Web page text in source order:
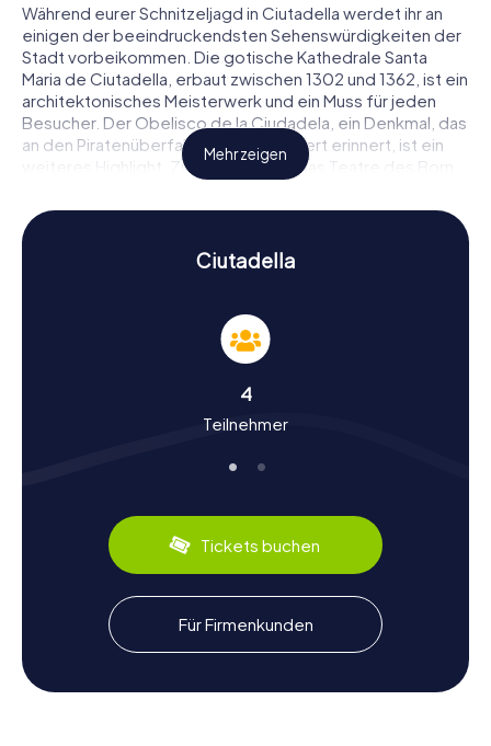
Während eurer Schnitzeljagd in Ciutadella werdet ihr an
einigen der beeindruckendsten Sehenswürdigkeiten der
Stadt vorbeikommen. Die gotische Kathedrale Santa
Maria de Ciutadella, erbaut zwischen 1302 und 1362, ist ein
architektonisches Meisterwerk und ein Muss für jeden
Besucher. Der Obelisco de la Ciudadela, ein Denkmal, das
an den Piratenüberfall im 16. Jahrhundert erinnert, ist ein
weiteres Highlight. Zudem könnt ihr das Teatre des Born
Station löst ihr spannende Rätsel und erfahrt interessante
Details über die Geschichte dieser Orte. Die
Schnitzeljagd in Ciutadella ist somit nicht nur ein Spiel,
sondern auch eine Reise durch die Vergangenheit.
Geschichte und Kultur bei der Schnitzeljagd in
Ciutadella entdecken
wunderbare Gelegenheit, mehr über die faszinierende
Geschichte und Kultur der Stadt zu erfahren. Ciutadella
war im Laufe der Jahrhunderte unter dem Einfluss der
die Stadt im Jahr 1558 von osmanischen Truppen
überfallen und zerstört wurde? Trotz dieser turbulenten
Vergangenheit hat Ciutadella seinen historischen Charme
bewahrt. Während der Schnitzeljagd erfahrt ihr auch von
den kulinarischen Spezialitäten der Region, wie dem
berühmten Mahón-Käse und der traditionellen Caldereta
de Langosta, einem köstlichen Hummereintopf. Lasst
euch von der Vielfalt und dem Reichtum der
menorquinischen Kultur inspirieren!
Mehr zeigen
Ciutadella
4
Teilnehmer
Tickets buchen
Für Firmenkunden